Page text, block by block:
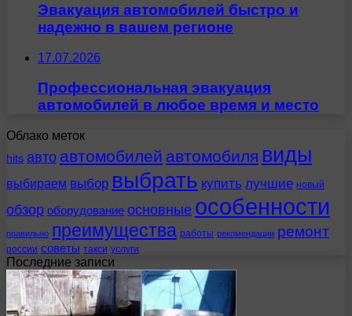
Эвакуация автомобилей быстро и
надежно в вашем регионе
17.07.2026
Профессиональная эвакуация
автомобилей в любое время и место
Облако меток
hits авто автомобилей автомобиля виды
выбираем выбор выбрать купить лучшие новый
обзор оборудование основные особенности
правильно преимущества работы рекомендации ремонт
россии советы такси услуги
Последние записи